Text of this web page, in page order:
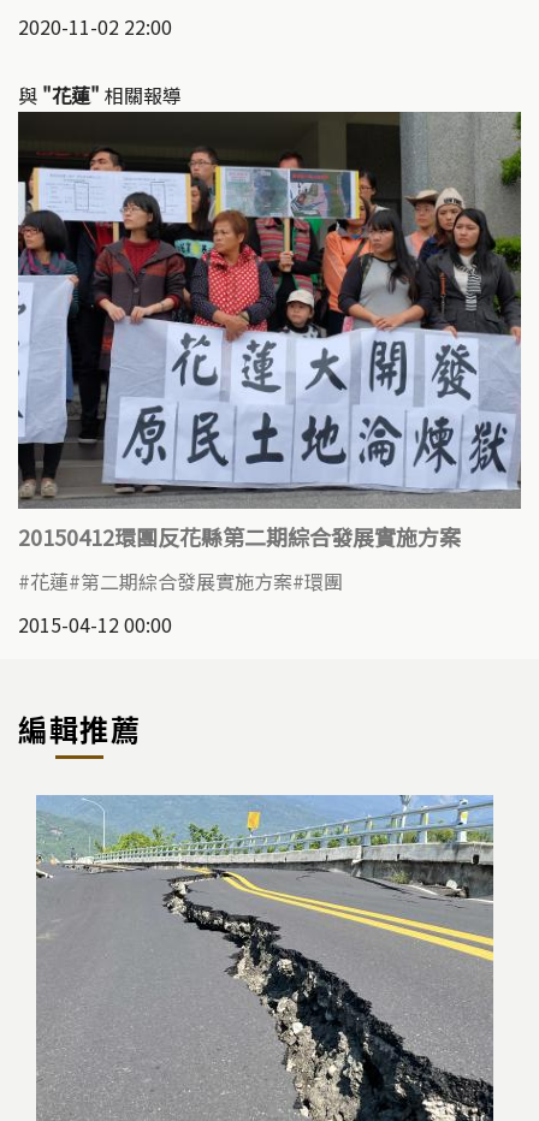
2020-11-02 22:00
與 "花蓮" 相關報導
20150412環團反花縣第二期綜合發展實施方案
花蓮 第二期綜合發展實施方案 環團
2015-04-12 00:00
編輯推薦